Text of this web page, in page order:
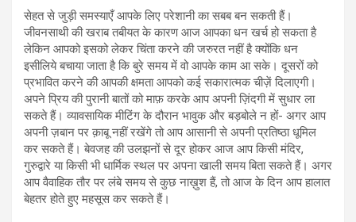
सेहत से जुड़ी समस्याएँ आपके लिए परेशानी का सबब बन सकती हैं।
जीवनसाथी की खराब तबीयत के कारण आज आपका धन खर्च हो सकता है
लेकिन आपको इसको लेकर चिंता करने की जरुरत नहीं है क्योंकि धन
इसीलिये बचाया जाता है कि बुरे समय में वो आपके काम आ सके। दूसरों को
प्रभावित करने की आपकी क्षमता आपको कई सकारात्मक चीज़ें दिलाएगी।
अपने प्रिय की पुरानी बातों को माफ़ करके आप अपनी ज़िंदगी में सुधार ला
सकते हैं। व्यावसायिक मीटिंग के दौरान भावुक और बड़बोले न हों- अगर आप
अपनी ज़बान पर क़ाबू नहीं रखेंगे तो आप आसानी से अपनी प्रतिष्ठा धूमिल
कर सकते हैं। बेवजह की उलझनों से दूर होकर आज आप किसी मंदिर,
गुरुद्वारे या किसी भी धार्मिक स्थल पर अपना खाली समय बिता सकते हैं। अगर
आप वैवाहिक तौर पर लंबे समय से कुछ नाख़ुश हैं, तो आज के दिन आप हालात
बेहतर होते हुए महसूस कर सकते हैं।